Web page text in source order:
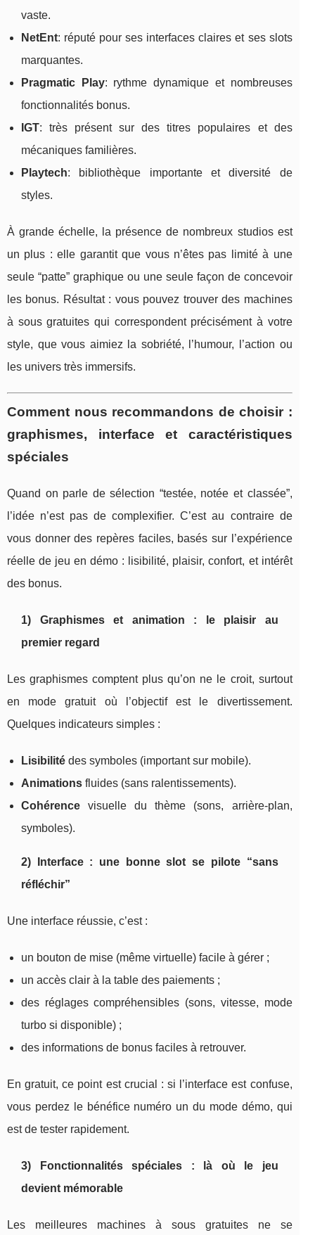
vaste.
NetEnt: réputé pour ses interfaces claires et ses slots
marquantes.
Pragmatic Play: rythme dynamique et nombreuses
fonctionnalités bonus.
IGT: très présent sur des titres populaires et des
mécaniques familières.
Playtech: bibliothèque importante et diversité de
styles.
À grande échelle, la présence de nombreux studios est
un plus : elle garantit que vous n’êtes pas limité à une
seule “patte” graphique ou une seule façon de concevoir
les bonus. Résultat : vous pouvez trouver des machines
à sous gratuites qui correspondent précisément à votre
style, que vous aimiez la sobriété, l’humour, l’action ou
les univers très immersifs.
Comment nous recommandons de choisir :
graphismes, interface et caractéristiques
spéciales
Quand on parle de sélection “testée, notée et classée”,
l’idée n’est pas de complexifier. C’est au contraire de
vous donner des repères faciles, basés sur l’expérience
réelle de jeu en démo : lisibilité, plaisir, confort, et intérêt
des bonus.
1) Graphismes et animation : le plaisir au
premier regard
Les graphismes comptent plus qu’on ne le croit, surtout
en mode gratuit où l’objectif est le divertissement.
Quelques indicateurs simples :
Lisibilité des symboles (important sur mobile).
Animations fluides (sans ralentissements).
Cohérence visuelle du thème (sons, arrière-plan,
symboles).
2) Interface : une bonne slot se pilote “sans
réfléchir”
Une interface réussie, c’est :
un bouton de mise (même virtuelle) facile à gérer ;
un accès clair à la table des paiements ;
des réglages compréhensibles (sons, vitesse, mode
turbo si disponible) ;
des informations de bonus faciles à retrouver.
En gratuit, ce point est crucial : si l’interface est confuse,
vous perdez le bénéfice numéro un du mode démo, qui
est de tester rapidement.
3) Fonctionnalités spéciales : là où le jeu
devient mémorable
Les meilleures machines à sous gratuites ne se